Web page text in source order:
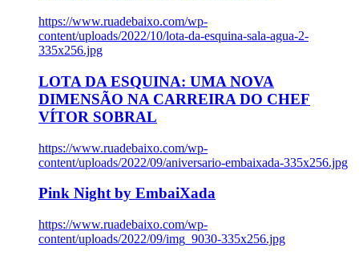
https://www.ruadebaixo.com/wp-
content/uploads/2022/10/lota-da-esquina-sala-agua-2-
335x256.jpg
LOTA DA ESQUINA: UMA NOVA
DIMENSÃO NA CARREIRA DO CHEF
VÍTOR SOBRAL
https://www.ruadebaixo.com/wp-
content/uploads/2022/09/aniversario-embaixada-335x256.jpg
Pink Night by EmbaiXada
https://www.ruadebaixo.com/wp-
content/uploads/2022/09/img_9030-335x256.jpg